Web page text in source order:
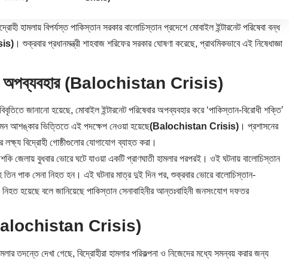
হামলায় বিপর্যস্ত পাকিস্তান সরকার বালোচিস্তান প্রদেশে মোবাইল ইন্টারনেট পরিষেবা বন্ধ
। শুক্রবার প্রধানমন্ত্রী শাহবাজ শরিফের সরকার ঘোষণা করেছে, প্রাথমিকভাবে এই নিষেধাজ্ঞা
অপব্যবহার (Balochistan Crisis)
জানানো হয়েছে, মোবাইল ইন্টারনেট পরিষেবার অপব্যবহার করে ‘পাকিস্তান-বিরোধী শক্তি’
আশঙ্কার ভিত্তিতে এই পদক্ষেপ নেওয়া হয়েছে(Balochistan Crisis) । প্রশাসনের
বিদ্রোহী গোষ্ঠীগুলোর যোগাযোগ ব্যাহত করা।
জেলায় বুধবার ভোরে ঘটে যাওয়া একটি প্রাণঘাতী হামলার পরপরই। ওই ঘটনায় বালোচিস্তান
পাক সেনা নিহত হন। এই ঘটনার মাত্র দুই দিন পর, শুক্রবার ভোরে বালোচিস্তান-
হয়েছে বলে জানিয়েছে পাকিস্তান সেনাবাহিনীর আন্তঃবাহিনী জনসংযোগ দফতর
(Balochistan Crisis)
তদন্তে দেখা গেছে, বিদ্রোহীরা হামলার পরিকল্পনা ও নিজেদের মধ্যে সমন্বয় করার জন্য